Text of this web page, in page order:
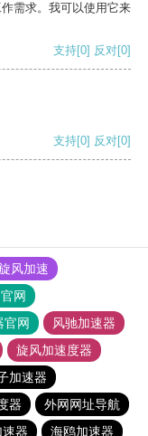
需求。我可以使用它来
支持[0] 反对[0]
支持[0] 反对[0]
风加速
网
官网
风驰加速器
旋风加速度器
加速器
器
外网网址导航
器
海鸥加速器